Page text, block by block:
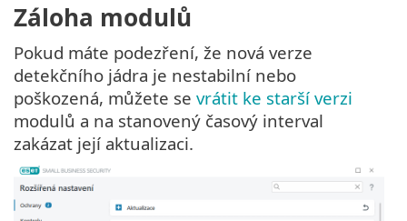
Záloha modulů
Pokud máte podezření, že nová verze
detekčního jádra je nestabilní nebo
poškozená, můžete se vrátit ke starší verzi
modulů a na stanovený časový interval
zakázat její aktualizaci.